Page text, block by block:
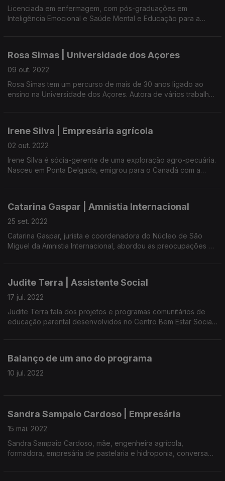
Licenciada em enfermagem, com pós-graduações em
Inteligência Emocional e Saúde Mental e Educação para a
Rosa Simas | Universidade dos Açores
09 out. 2022
Rosa Simas tem um percurso de mais de 30 anos ligado ao
ensino na Universidade dos Açores. Autora de vários trabalhos
Irene Silva | Empresária agrícola
02 out. 2022
Irene Silva é sócia-gerente de uma exploração agro-pecuária.
Nasceu em Ponta Delgada, emigrou para o Canadá com a
Catarina Gaspar | Amnistia Internacional
25 set. 2022
Catarina Gaspar, jurista e coordenadora do Núcleo de São
Miguel da Amnistia Internacional, abordou as preocupações e
Judite Terra | Assistente Social
17 jul. 2022
Judite Terra fala dos projetos e programas comunitários de
educação parental desenvolvidos no Centro Bem Estar Social
Balanço de um ano do programa
10 jul. 2022
Sandra Sampaio Cardoso | Empresária
15 mai. 2022
Sandra Sampaio Cardoso, mãe, engenheira agrícola,
formadora, empresária de pastelaria e hidroponia, conversa